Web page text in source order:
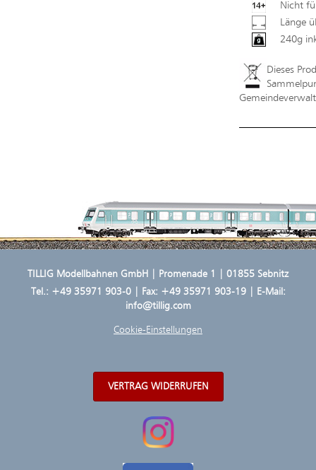
Nicht
Länge
240g
Dieses
TILLIG Modellbahnen GmbH | Promenade 1 | 01855 Sebnitz
Tel.: +49 35971 903-0| Fax: +49 35971 903-19 | E-Mail:
info@tillig.com
Cookie-Einstellungen
VERTRAG WIDERRUFEN